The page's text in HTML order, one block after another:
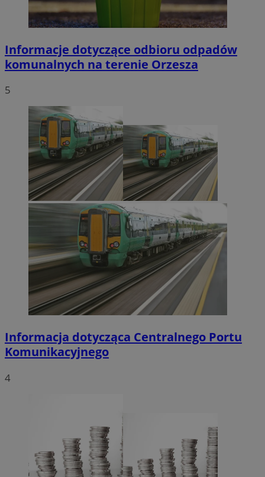
Informacje dotyczące odbioru odpadów
komunalnych na terenie Orzesza
5
Informacja dotycząca Centralnego Portu
Komunikacyjnego
4